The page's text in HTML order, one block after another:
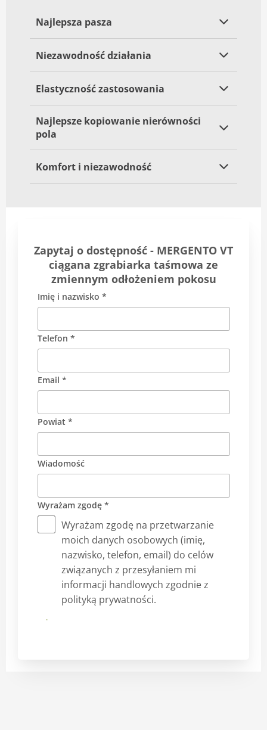
Najlepsza pasza
Niezawodność działania
Elastyczność zastosowania
Najlepsze kopiowanie nierówności
pola
Komfort i niezawodność
Zapytaj o dostępność - MERGENTO VT
ciągana zgrabiarka taśmowa ze
zmiennym odłożeniem pokosu
Imię i nazwisko *
Telefon *
Email *
Powiat *
Wiadomość
Wyrażam zgodę *
Wyrażam zgodę na przetwarzanie
moich danych osobowych (imię,
nazwisko, telefon, email) do celów
związanych z przesyłaniem mi
informacji handlowych zgodnie z
polityką prywatności.
Prześlij